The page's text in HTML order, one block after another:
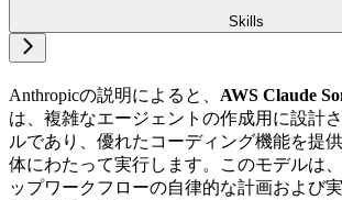
Skills
Anthropicの説明によると、 AWS Claude
は、複雑なエージェントの作成用に設計
ルであり、優れたコーディング機能を提
体にわたって実行します。このモデルは
ップワークフローの自律的な計画および